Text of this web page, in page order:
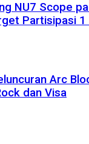
NU7 Scope
Partisipasi 1
Arc
dan Visa